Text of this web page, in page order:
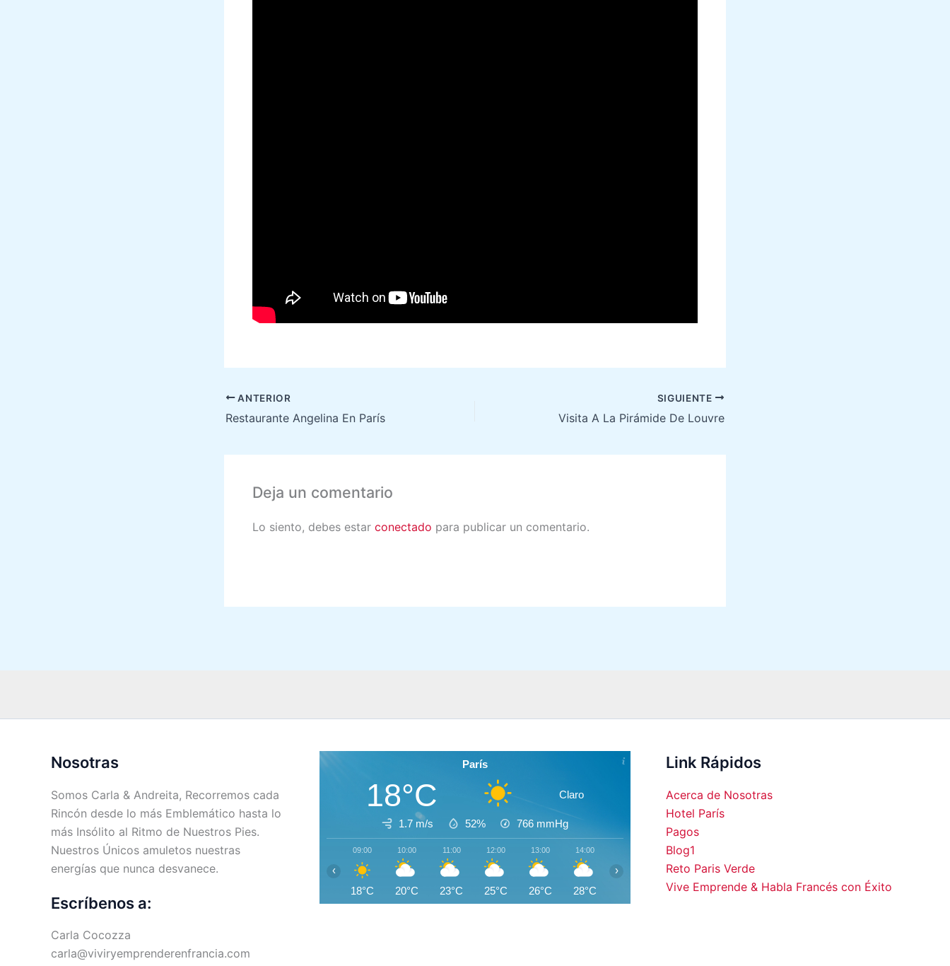
ANTERIOR
Restaurante Angelina En París
SIGUIENTE
Visita A La Pirámide De Louvre
Deja un comentario
Lo siento, debes estar conectado para publicar un comentario.
Nosotras
Somos Carla & Andreita, Recorremos cada
Rincón desde lo más Emblemático hasta lo
más Insólito al Ritmo de Nuestros Pies.
Nuestros Únicos amuletos nuestras
energías que nunca desvanece.
Escríbenos a:
Carla Cocozza
carla@viviryemprenderenfrancia.com
París
18°C Claro
1.7 m/s 52% 766 mmHg
09:00
18°C
10:00
20°C
11:00
23°C
12:00
25°C
13:00
26°C
14:00
28°C
16:00
30°C 30°C 30°C 30°C 30°C 28°C
‹ ›
Link Rápidos
Acerca de Nosotras
Hotel París
Pagos
Blog1
Reto Paris Verde
Vive Emprende & Habla Francés con Éxito